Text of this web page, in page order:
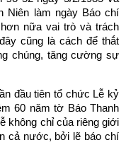
Niên làm ngày Báo chí
nữa vai trò và trách
cũng là cách để thắt
chúng, tăng cường sự
đầu tiên tổ chức Lễ kỷ
60 năm tờ Báo Thanh
không chỉ của riêng giới
cả nước, bởi lẽ báo chí